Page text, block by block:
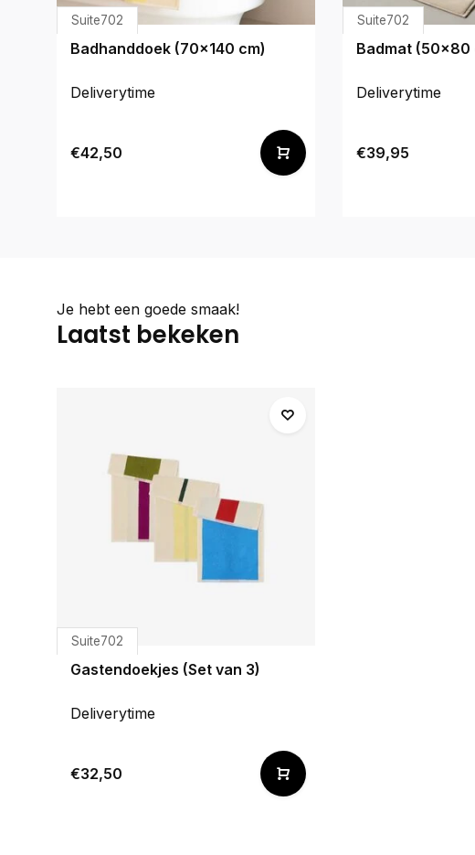
Suite702
Badhanddoek (70x140 cm)
Deliverytime
€42,50
Suite702
Badmat (50x80
Deliverytime
€39,95
Je hebt een goede smaak!
Laatst bekeken
Suite702
Gastendoekjes (Set van 3)
Deliverytime
€32,50